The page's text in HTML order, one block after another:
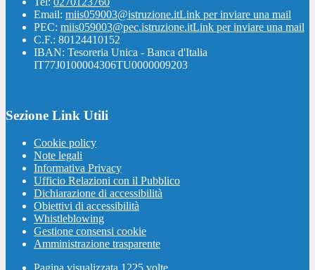
Email: miis059003@istruzione.itLink per inviare una mail
PEC: miis059003@pec.istruzione.itLink per inviare una mail
C.F.: 80124410152
IBAN: Tesoreria Unica - Banca d'Italia
IT77J0100004306TU0000009203
Sezione Link Utili
Cookie policy
Note legali
Informativa Privacy
Ufficio Relazioni con il Pubblico
Dichiarazione di accessibilità
Obiettivi di accessibilità
Whistleblowing
Gestione consensi cookie
Amministrazione trasparente
Pagina visualizzata 1225 volte